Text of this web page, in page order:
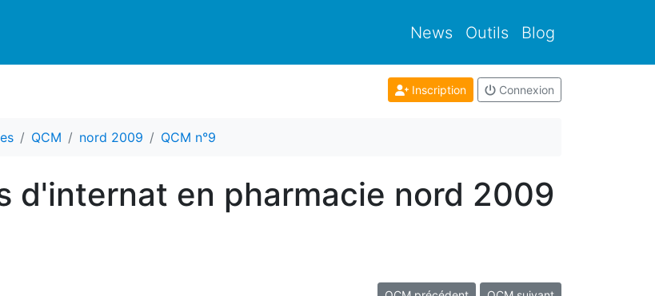
News Outils Blog
Inscription Connexion
QCM nord 2009 QCM n°9
d'internat en pharmacie nord 2009